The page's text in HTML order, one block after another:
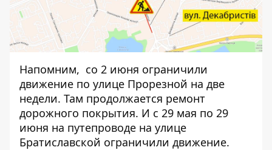
Напомним, со 2 июня ограничили
движение по улице Прорезной на две
недели. Там продолжается ремонт
дорожного покрытия. И с 29 мая по 29
июня на путепроводе на улице
Братиславской ограничили движение.